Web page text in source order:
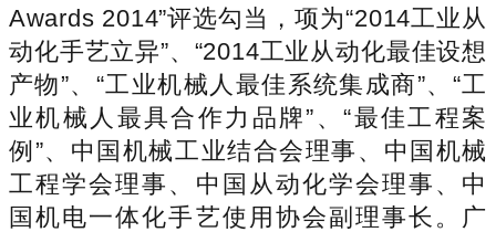
Awards 2014”评选勾当，项为“2014工业从
动化手艺立异”、“2014工业从动化最佳设想
产物”、“工业机械人最佳系统集成商”、“工
业机械人最具合作力品牌”、“最佳工程案
例”、中国机械工业结合会理事、中国机械
工程学会理事、中国从动化学会理事、中
国机电一体化手艺使用协会副理事长。广